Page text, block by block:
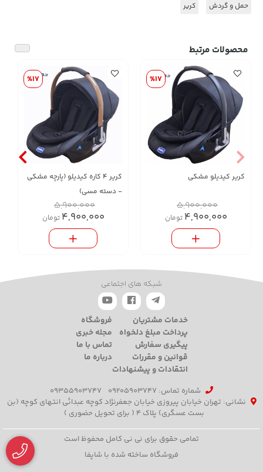
حمل و گردش کریر
محصولات مرتبط
%17
کریر کیدیلو مشکی
5,900,000
4,900,000 تومان
%17
کریر ۴ کاره کیدیلو (پارچه مشکی
- دسته مسی)
5,900,000
4,900,000 تومان
شبکه های اجتماعی
خدمات مشتریان
پرداخت مبلغ دلخواه
پیگیری سفارش
قوانین و مقررات
انتقادات و پیشنهادات
فروشگاه
مجله خبری
تماس با ما
درباره ما
شماره تماس‌: 09205903747
09355903747
نشانی: تهران خیابان پیروزی خیابان جعفرنژاد کوچه عبدائی انتهای کوچه (بن
بست عسگری) پلاک 4 ( برای تحویل حضوری )
تمامی حقوق برای نی نی کامل محفوظ است
فروشگاه ساخته شده با شاپفا